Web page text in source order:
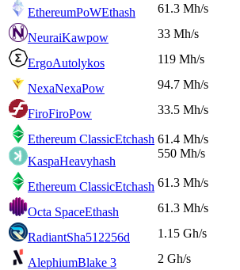
EthereumPoWEthash 61.3 Mh/s
NeuraiKawpow 33 Mh/s
ErgoAutolykos 119 Mh/s
NexaNexaPow 94.7 Mh/s
FiroFiroPow 33.5 Mh/s
Ethereum ClassicEtchash
KaspaHeavyhash
61.4 Mh/s
550 Mh/s
Ethereum ClassicEtchash 61.3 Mh/s
Octa SpaceEthash 61.3 Mh/s
RadiantSha512256d 1.15 Gh/s
AlephiumBlake 3 2 Gh/s